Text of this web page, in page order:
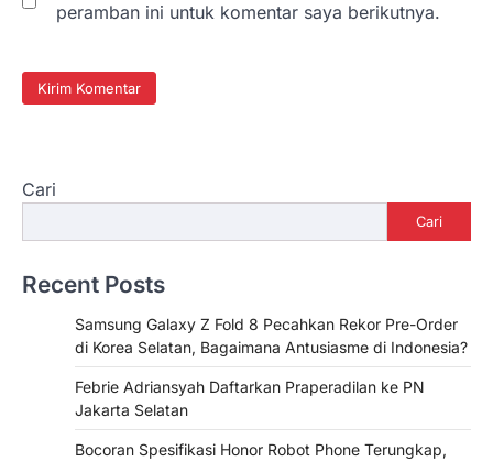
peramban ini untuk komentar saya berikutnya.
Cari
Cari
Recent Posts
Samsung Galaxy Z Fold 8 Pecahkan Rekor Pre-Order
di Korea Selatan, Bagaimana Antusiasme di Indonesia?
Febrie Adriansyah Daftarkan Praperadilan ke PN
Jakarta Selatan
Bocoran Spesifikasi Honor Robot Phone Terungkap,